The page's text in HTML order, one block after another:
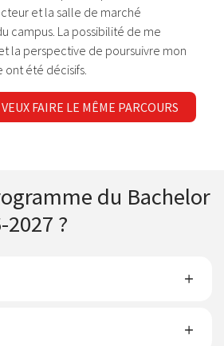
et la salle de marché
campus. La possibilité de me
la perspective de poursuivre mon
ont été décisifs.
FAIRE LE MÊME PARCOURS
du Bachelor
2027 ?